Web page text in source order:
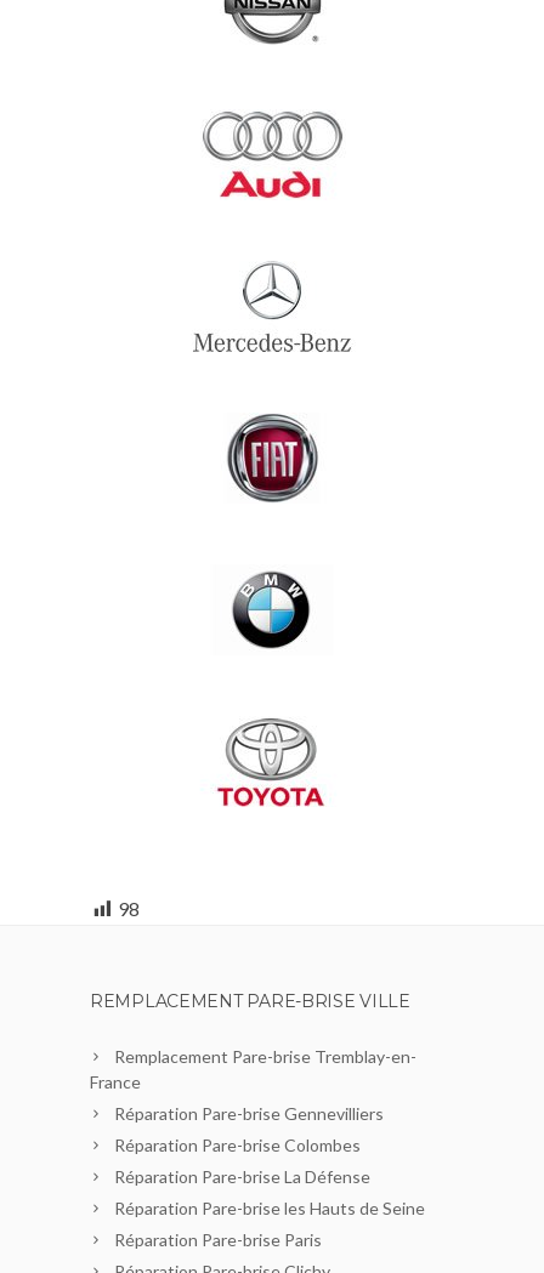
98
REMPLACEMENT PARE-BRISE VILLE
Remplacement Pare-brise Tremblay-en-
France
Réparation Pare-brise Gennevilliers
Réparation Pare-brise Colombes
Réparation Pare-brise La Défense
Réparation Pare-brise les Hauts de Seine
Réparation Pare-brise Paris